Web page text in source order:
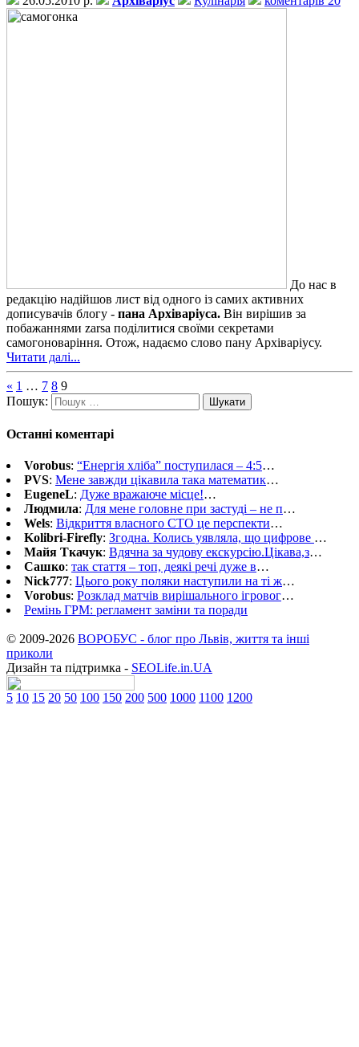
До нас в
редакцію надійшов лист від одного із самих активних
дописувачів блогу - пана Архіваріуса. Він вирішив за
побажаннями zarsa поділитися своїми секретами
самогоноваріння. Отож, надаємо слово пану Архіваріусу.
Читати далі...
« 1 … 7 8 9
Пошук:
Останні коментарі
Vorobus: “Енергія хліба” поступилася – 4:5…
PVS: Мене завжди цікавила така математик…
EugeneL: Дуже вражаюче місце!…
Людмила: Для мене головне при застуді – не п…
Wels: Відкриття власного СТО це перспекти…
Kolibri-Firefly: Згодна. Колись уявляла, що цифрове …
Майя Ткачук: Вдячна за чудову екскурсію.Цікава,з…
Сашко: так стаття – топ, деякі речі дуже в…
Nick777: Цього року поляки наступили на ті ж…
Vorobus: Розклад матчів вирішального ігровог…
Ремінь ГРМ: регламент заміни та поради
© 2009-2026 ВОРОБУС - блог про Львів, життя та інші
приколи
Дизайн та підтримка - SEOLife.in.UA
5 10 15 20 50 100 150 200 500 1000 1100 1200